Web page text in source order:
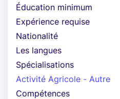
Éducation minimum
Expérience requise
Nationalité
Les langues
Spécialisations
Activité Agricole - Autre
Compétences